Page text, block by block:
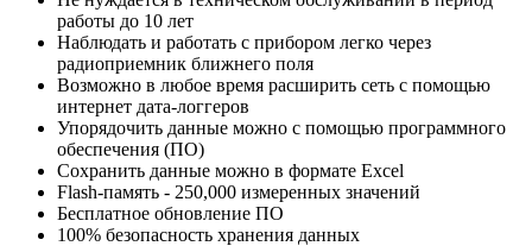
работы до 10 лет
Наблюдать и работать с прибором легко через
радиоприемник ближнего поля
Возможно в любое время расширить сеть с помощью
интернет дата-логгеров
Упорядочить данные можно с помощью программного
обеспечения (ПО)
Сохранить данные можно в формате Excel
Flash-память - 250,000 измеренных значений
Бесплатное обновление ПО
100% безопасность хранения данных